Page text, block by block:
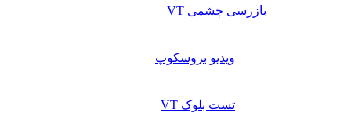
بازرسی چشمی VT
ویدیو بروسکوپ
تست بلوک VT